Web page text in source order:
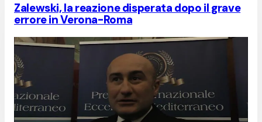
Zalewski, la reazione disperata dopo il grave
errore in Verona-Roma